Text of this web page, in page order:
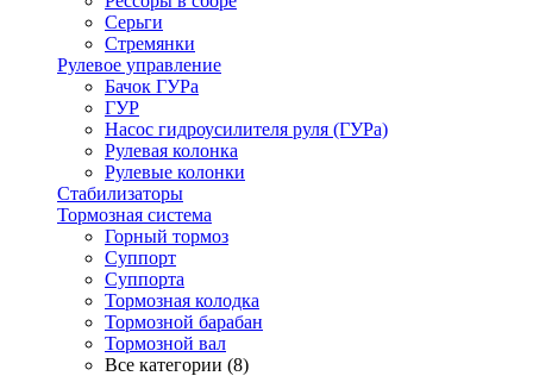
Серьги
Стремянки
Рулевое управление
Бачок ГУРа
ГУР
Насос гидроусилителя руля (ГУРа)
Рулевая колонка
Рулевые колонки
Стабилизаторы
Тормозная система
Горный тормоз
Суппорт
Суппорта
Тормозная колодка
Тормозной барабан
Тормозной вал
Все категории (8)